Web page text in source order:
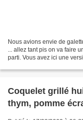
Nous avions envie de
... allez tant pis on va faire
parti. Vous avez ici une
Coquelet grillé
thym, pomme